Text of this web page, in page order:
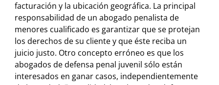
facturación y la ubicación geográfica. La principal
responsabilidad de un abogado penalista de
menores cualificado es garantizar que se protejan
los derechos de su cliente y que éste reciba un
juicio justo. Otro concepto erróneo es que los
abogados de defensa penal juvenil sólo están
interesados en ganar casos, independientemente